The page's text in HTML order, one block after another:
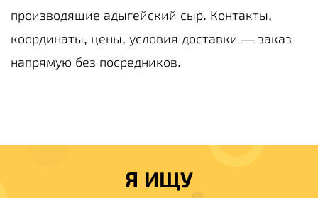
производящие адыгейский сыр. Контакты,
координаты, цены, условия доставки — заказ
напрямую без посредников.
Я ИЩУ